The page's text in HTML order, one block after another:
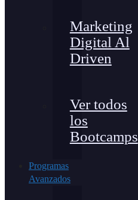
Marketing
Digital Al
Driven
Ver todos
los
Bootcamps
Programas
Avanzados